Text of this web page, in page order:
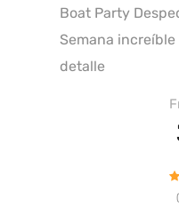
Boat Party
Semana
detalle